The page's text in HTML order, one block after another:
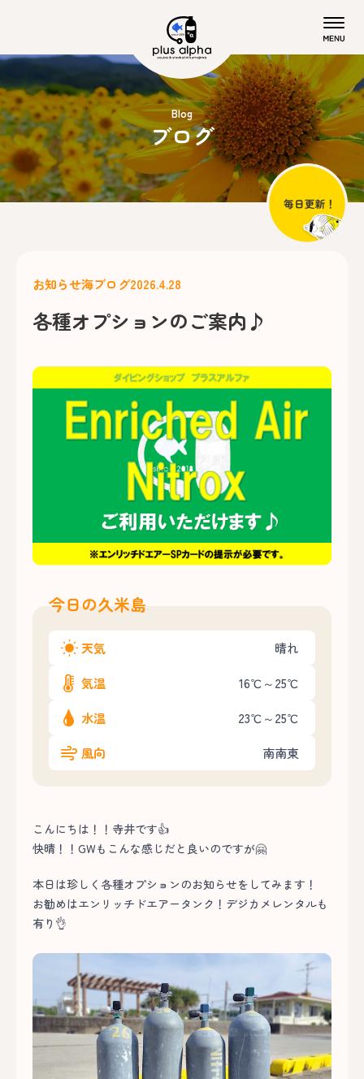
Blog
ブログ
お知らせ海ブログ2026.4.28
各種オプションのご案内♪
今日の久米島
天気 晴れ
気温 16℃～25℃
水温 23℃～25℃
風向 南南東
こんにちは！！寺井です👍
快晴！！GWもこんな感じだと良いのですが🤗
本日は珍しく各種オプションのお知らせをしてみます！
お勧めはエンリッチドエアータンク！デジカメレンタルも
有り👌